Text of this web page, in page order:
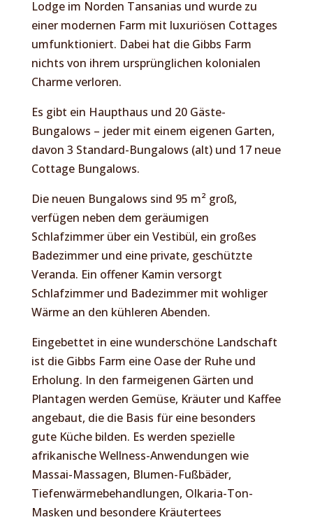
Lodge im Norden Tansanias und wurde zu
einer modernen Farm mit luxuriösen Cottages
umfunktioniert. Dabei hat die Gibbs Farm
nichts von ihrem ursprünglichen kolonialen
Charme verloren.
Es gibt ein Haupthaus und 20 Gäste-
Bungalows – jeder mit einem eigenen Garten,
davon 3 Standard-Bungalows (alt) und 17 neue
Cottage Bungalows.
Die neuen Bungalows sind 95 m² groß,
verfügen neben dem geräumigen
Schlafzimmer über ein Vestibül, ein großes
Badezimmer und eine private, geschützte
Veranda. Ein offener Kamin versorgt
Schlafzimmer und Badezimmer mit wohliger
Wärme an den kühleren Abenden.
Eingebettet in eine wunderschöne Landschaft
ist die Gibbs Farm eine Oase der Ruhe und
Erholung. In den farmeigenen Gärten und
Plantagen werden Gemüse, Kräuter und Kaffee
angebaut, die die Basis für eine besonders
gute Küche bilden. Es werden spezielle
afrikanische Wellness-Anwendungen wie
Massai-Massagen, Blumen-Fußbäder,
Tiefenwärmebehandlungen, Olkaria-Ton-
Masken und besondere Kräutertees